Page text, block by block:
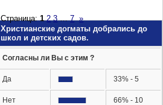
Христианские догматы добрались до
школ и детcких садов.
Страница:1 2 3 … 7 »
Согласны ли Вы с этим ?
Да 33% - 5
Нет 66% - 10